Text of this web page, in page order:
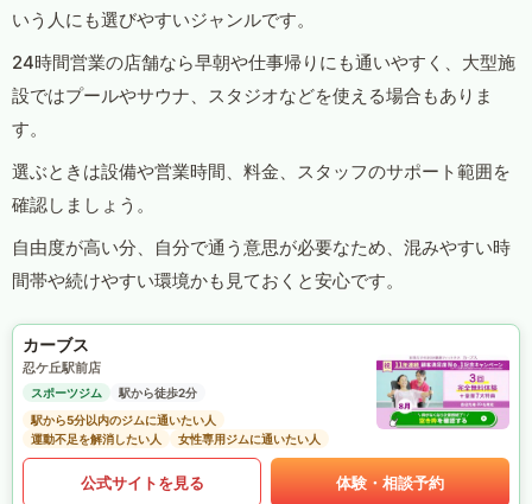
いう人にも選びやすいジャンルです。
24時間営業の店舗なら早朝や仕事帰りにも通いやすく、大型施
設ではプールやサウナ、スタジオなどを使える場合もありま
す。
選ぶときは設備や営業時間、料金、スタッフのサポート範囲を
確認しましょう。
自由度が高い分、自分で通う意思が必要なため、混みやすい時
間帯や続けやすい環境かも見ておくと安心です。
カーブス
忍ケ丘駅前店
スポーツジム
駅から徒歩2分
駅から5分以内のジムに通いたい人
運動不足を解消したい人
女性専用ジムに通いたい人
公式サイトを見る 体験・相談予約